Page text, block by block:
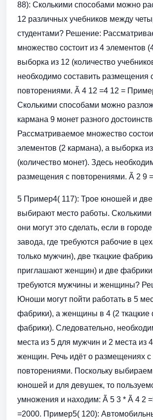
88): Сколькими способами можно
12 различных учебников между
студентами? Решение:
множество состоит из 4 элементов
выборка из 12 (количество
необходимо составить размещения
повторениями. Ã 4 12 =4 12 =
Сколькими способами можно
кармана 9 монет разного
Рассматриваемое множество
элементов (2 кармана), а выборка
(количество монет). Здесь
размещения с повторениями. Ã 2 9
5 Пример4( 117): Трое юношей и
выбирают место работы.
они могут это сделать, если в городе
завода, где требуются рабочие в
только мужчин), две ткацкие
приглашают женщин) и две
требуются мужчины и женщины?
Юноши могут пойти работать в 5
фабрики), а женщины в 4 (2 ткацкие
фабрики). Следовательно,
места из 5 для мужчин и 2 места из
женщин. Речь идёт о размещениях с
повторениями. Поскольку
юношей и для девушек, то
умножения и находим: Ã 5 3 * Ã 4 2
=2000. Пример5( 120):